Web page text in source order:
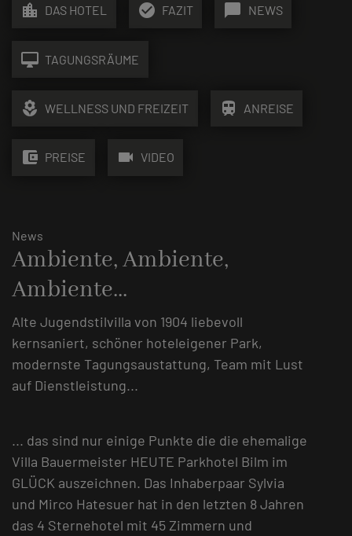
location_city DAS HOTEL check_circle FAZIT chat_bubble NEWS
desktop_mac TAGUNGSRÄUME
local_florist WELLNESS UND FREIZEIT train ANREISE
account_balance_wallet PREISE videocam VIDEO
News
Ambiente, Ambiente,
Ambiente...
Alte Jugendstilvilla von 1904 liebevoll
kernsaniert, schöner hoteleigener Park,
modernste Tagungsaustattung, Team mit Lust
auf Dienstleistung...
... das sind nur einige Punkte die die ehemalige
Villa Bauermeister HEUTE Parkhotel Bilm im
GLÜCK auszeichnen. Das Inhaberpaar Sylvia
und Mirco Hatesuer hat in den letzten 8 Jahren
das 4 Sternehotel mit 45 Zimmern und